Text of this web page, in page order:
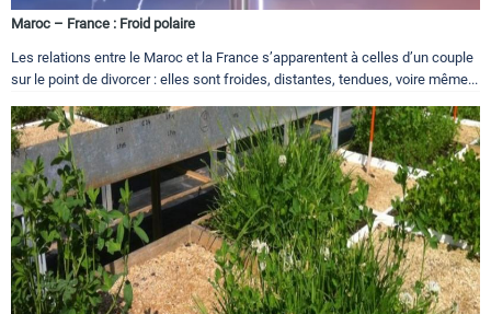
Maroc – France : Froid polaire
Les relations entre le Maroc et la France s’apparentent à celles d’un couple
sur le point de divorcer : elles sont froides, distantes, tendues, voire même...